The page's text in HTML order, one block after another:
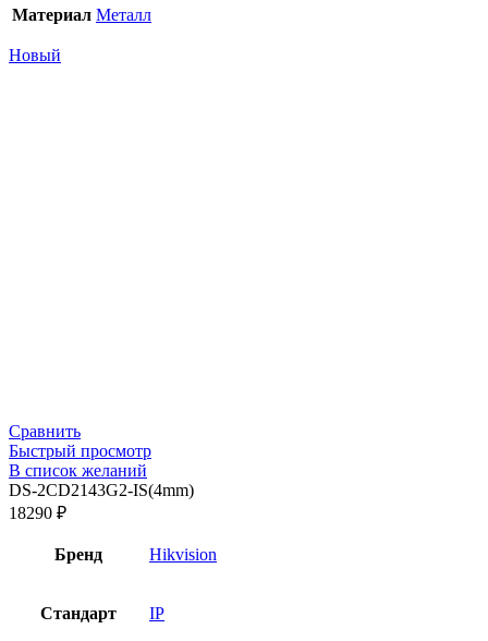
Материал Металл
Новый
Сравнить
Быстрый просмотр
В список желаний
DS-2CD2143G2-IS(4mm)
18290 ₽
Бренд Hikvision
Стандарт IP